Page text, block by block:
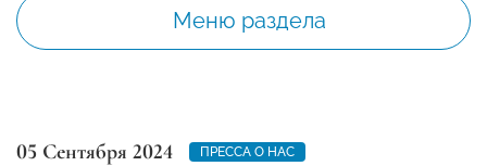
Меню раздела
05 Сентября 2024 ПРЕССА О НАС